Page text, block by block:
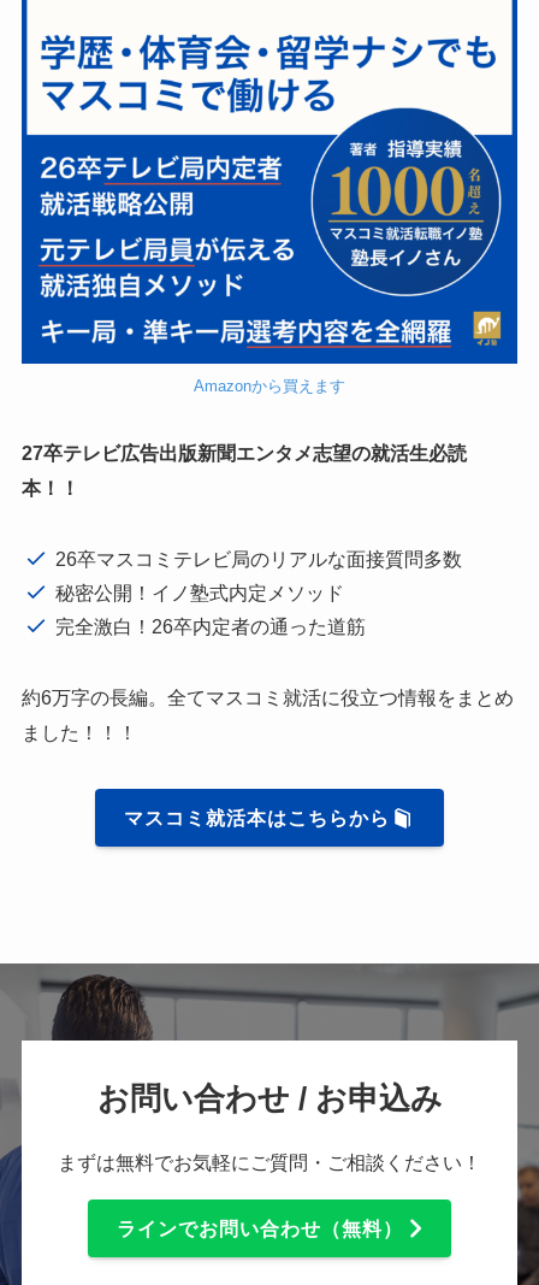
Amazonから買えます
27卒テレビ広告出版新聞エンタメ志望の就活生必読
本！！
26卒マスコミテレビ局のリアルな面接質問多数
秘密公開！イノ塾式内定メソッド
完全激白！26卒内定者の通った道筋
約6万字の長編。全てマスコミ就活に役立つ情報をまとめ
ました！！！
マスコミ就活本はこちらから
お問い合わせ / お申込み
まずは無料でお気軽にご質問・ご相談ください！
ラインでお問い合わせ（無料）